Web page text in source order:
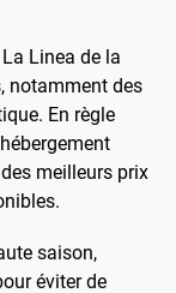
Linea de la
notamment des
En règle
meilleurs prix
saison,
éviter de